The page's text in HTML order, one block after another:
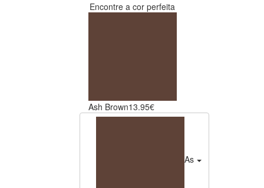
Encontre a cor perfeita
Ash Brown13.95€
Ash Brown